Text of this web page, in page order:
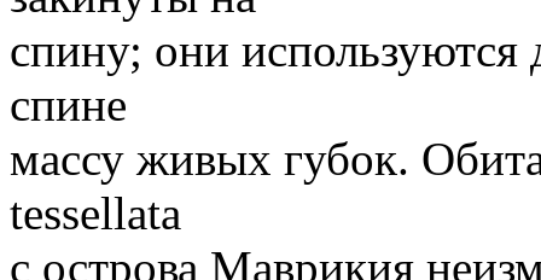
спину; они используются
спине
массу живых губок.
tessellata
с острова Маврикия